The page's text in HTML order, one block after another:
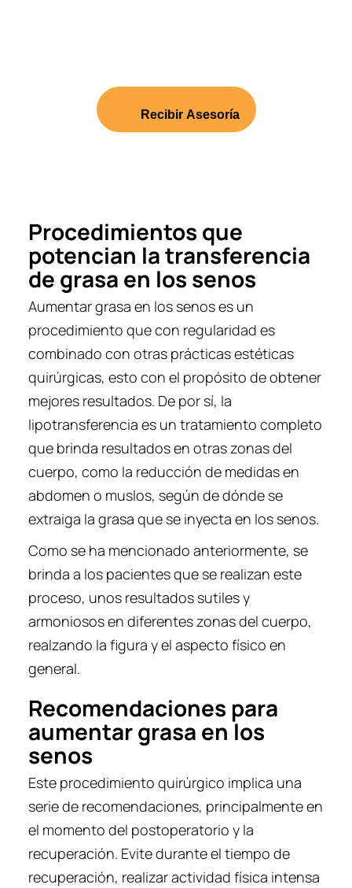
Recibir Asesoría
Procedimientos que
potencian la transferencia
de grasa en los senos
Aumentar grasa en los senos es un
procedimiento que con regularidad es
combinado con otras prácticas estéticas
quirúrgicas, esto con el propósito de obtener
mejores resultados. De por sí, la
lipotransferencia es un tratamiento completo
que brinda resultados en otras zonas del
cuerpo, como la reducción de medidas en
abdomen o muslos, según de dónde se
extraiga la grasa que se inyecta en los senos.
Como se ha mencionado anteriormente, se
brinda a los pacientes que se realizan este
proceso, unos resultados sutiles y
armoniosos en diferentes zonas del cuerpo,
realzando la figura y el aspecto físico en
general.
Recomendaciones para
aumentar grasa en los
senos
Este procedimiento quirúrgico implica una
serie de recomendaciones, principalmente en
el momento del postoperatorio y la
recuperación. Evite durante el tiempo de
recuperación, realizar actividad física intensa